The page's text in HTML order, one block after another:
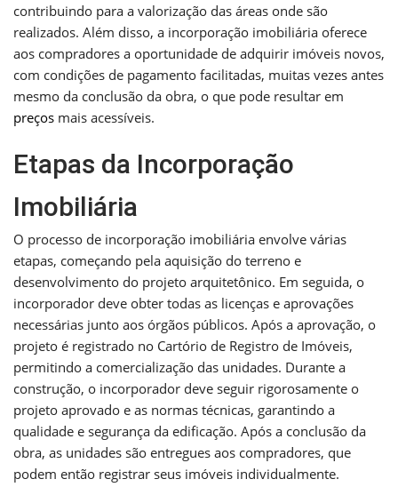
contribuindo para a valorização das áreas onde são
realizados. Além disso, a incorporação imobiliária oferece
aos compradores a oportunidade de adquirir imóveis novos,
com condições de pagamento facilitadas, muitas vezes antes
mesmo da conclusão da obra, o que pode resultar em
preços mais acessíveis.
Etapas da Incorporação
Imobiliária
O processo de incorporação imobiliária envolve várias
etapas, começando pela aquisição do terreno e
desenvolvimento do projeto arquitetônico. Em seguida, o
incorporador deve obter todas as licenças e aprovações
necessárias junto aos órgãos públicos. Após a aprovação, o
projeto é registrado no Cartório de Registro de Imóveis,
permitindo a comercialização das unidades. Durante a
construção, o incorporador deve seguir rigorosamente o
projeto aprovado e as normas técnicas, garantindo a
qualidade e segurança da edificação. Após a conclusão da
obra, as unidades são entregues aos compradores, que
podem então registrar seus imóveis individualmente.